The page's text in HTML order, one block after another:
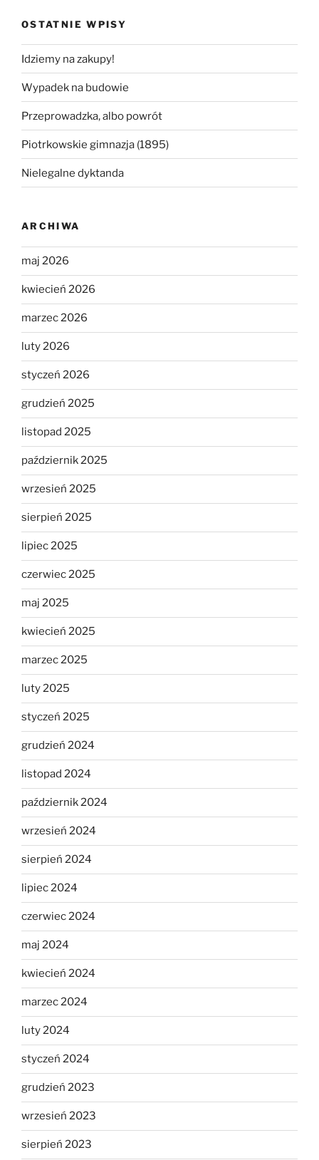
OSTATNIE WPISY
Idziemy na zakupy!
Wypadek na budowie
Przeprowadzka, albo powrót
Piotrkowskie gimnazja (1895)
Nielegalne dyktanda
ARCHIWA
maj 2026
kwiecień 2026
marzec 2026
luty 2026
styczeń 2026
grudzień 2025
listopad 2025
październik 2025
wrzesień 2025
sierpień 2025
lipiec 2025
czerwiec 2025
maj 2025
kwiecień 2025
marzec 2025
luty 2025
styczeń 2025
grudzień 2024
listopad 2024
październik 2024
wrzesień 2024
sierpień 2024
lipiec 2024
czerwiec 2024
maj 2024
kwiecień 2024
marzec 2024
luty 2024
styczeń 2024
grudzień 2023
wrzesień 2023
sierpień 2023